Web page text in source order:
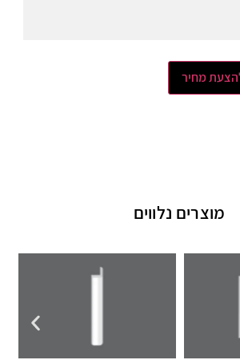
מחיר
מוצרים נלווים